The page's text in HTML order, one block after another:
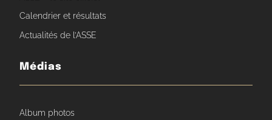
Calendrier et résultats
Actualités de l’ASSE
Médias
Album photos